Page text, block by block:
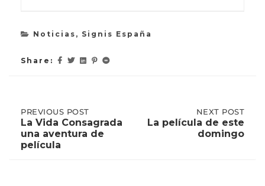
Noticias , Signis España
Share:
Post
navigation
PREVIOUS
POST:
LA
VIDA
CONSAGRADA
PREVIOUS POST
La Vida Consagrada
una aventura de
película
POST:
NEXT POST
La película de este
domingo